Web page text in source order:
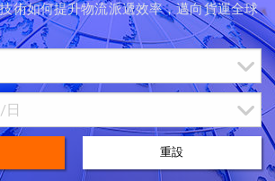
術如何提升物流派遞效率，邁向貨運全球
重設